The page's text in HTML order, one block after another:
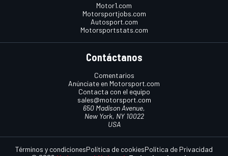
Motor1.com
Motorsportjobs.com
Autosport.com
Motorsportstats.com
Contáctanos
Comentarios
Anúnciate en Motorsport.com
Contacta con el equipo
sales@motorsport.com
650 Madison Avenue,
New York, NY 10022
USA
Términos y condicionesPolítica de cookiesPolítica de Privacidad